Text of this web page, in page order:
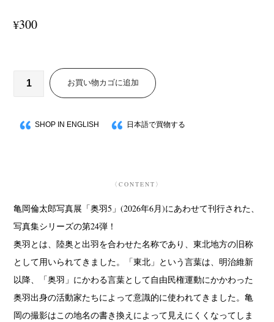
¥300
お買い物カゴに追加
SHOP IN ENGLISH 日本語で買物する
〈CONTENT〉
亀岡倫太郎写真展「奥羽5」(2026年6月)にあわせて刊行された、
写真集シリーズの第24弾！
奥羽とは、陸奥と出羽を合わせた名称であり、東北地方の旧称
として用いられてきました。「東北」という言葉は、明治維新
以降、「奥羽」にかわる言葉として自由民権運動にかかわった
奥羽出身の活動家たちによって意識的に使われてきました。亀
岡の撮影はこの地名の書き換えによって見えにくくなってしま